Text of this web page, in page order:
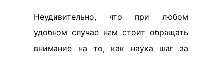
Неудивительно, что при любом
удобном случае нам стоит обращать
внимание на то, как наука шаг за